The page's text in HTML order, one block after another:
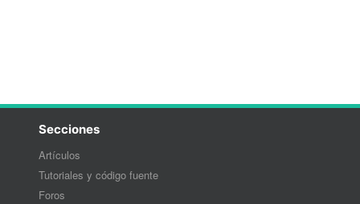
Secciones
Artículos
Tutoriales y código fuente
Foros